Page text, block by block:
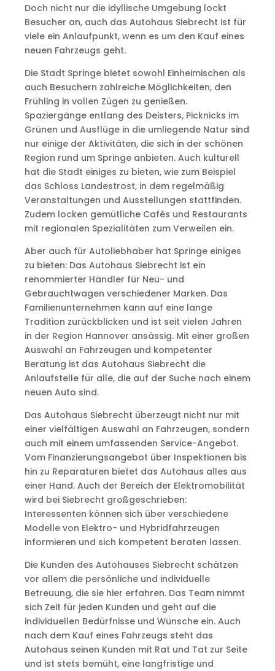
Doch nicht nur die idyllische Umgebung lockt
Besucher an, auch das Autohaus Siebrecht ist für
viele ein Anlaufpunkt, wenn es um den Kauf eines
neuen Fahrzeugs geht.
Die Stadt Springe bietet sowohl Einheimischen als
auch Besuchern zahlreiche Möglichkeiten, den
Frühling in vollen Zügen zu genießen.
Spaziergänge entlang des Deisters, Picknicks im
Grünen und Ausflüge in die umliegende Natur sind
nur einige der Aktivitäten, die sich in der schönen
Region rund um Springe anbieten. Auch kulturell
hat die Stadt einiges zu bieten, wie zum Beispiel
das Schloss Landestrost, in dem regelmäßig
Veranstaltungen und Ausstellungen stattfinden.
Zudem locken gemütliche Cafés und Restaurants
mit regionalen Spezialitäten zum Verweilen ein.
Aber auch für Autoliebhaber hat Springe einiges
zu bieten: Das Autohaus Siebrecht ist ein
renommierter Händler für Neu- und
Gebrauchtwagen verschiedener Marken. Das
Familienunternehmen kann auf eine lange
Tradition zurückblicken und ist seit vielen Jahren
in der Region Hannover ansässig. Mit einer großen
Auswahl an Fahrzeugen und kompetenter
Beratung ist das Autohaus Siebrecht die
Anlaufstelle für alle, die auf der Suche nach einem
neuen Auto sind.
Das Autohaus Siebrecht überzeugt nicht nur mit
einer vielfältigen Auswahl an Fahrzeugen, sondern
auch mit einem umfassenden Service-Angebot.
Vom Finanzierungsangebot über Inspektionen bis
hin zu Reparaturen bietet das Autohaus alles aus
einer Hand. Auch der Bereich der Elektromobilität
wird bei Siebrecht großgeschrieben:
Interessenten können sich über verschiedene
Modelle von Elektro- und Hybridfahrzeugen
informieren und sich kompetent beraten lassen.
Die Kunden des Autohauses Siebrecht schätzen
vor allem die persönliche und individuelle
Betreuung, die sie hier erfahren. Das Team nimmt
sich Zeit für jeden Kunden und geht auf die
individuellen Bedürfnisse und Wünsche ein. Auch
nach dem Kauf eines Fahrzeugs steht das
Autohaus seinen Kunden mit Rat und Tat zur Seite
und ist stets bemüht, eine langfristige und